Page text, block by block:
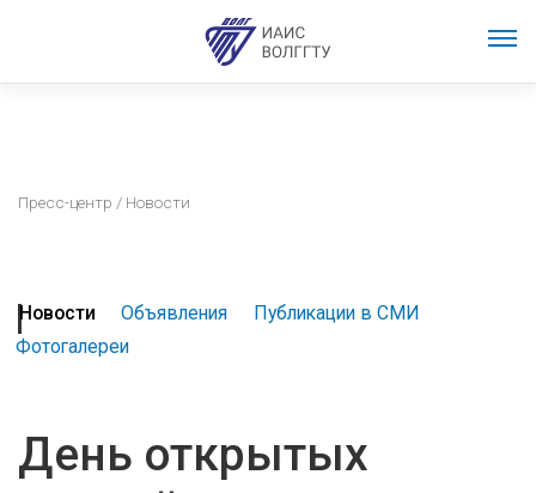
Пресс-центр / Новости
Новости Объявления
Публикации в СМИ
Фотогалереи
День открытых